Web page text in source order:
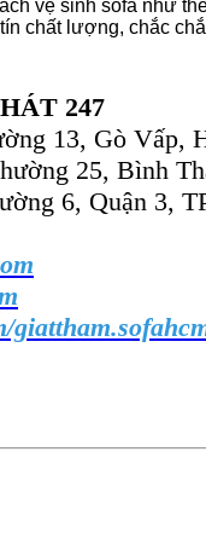
vệ sinh sofa như
chất lượng, chắc
247
13, Gò Vấp,
25, Bình
6, Quận 3,